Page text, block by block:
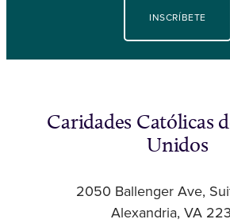
INSCRÍBETE
Caridades Católicas
Unidos
2050 Ballenger Ave,
Alexandria, VA